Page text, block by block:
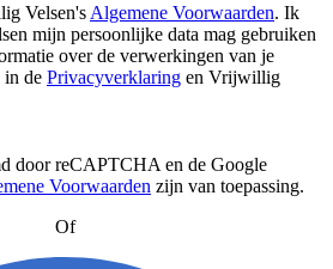
Velsen's Algemene Voorwaarden. Ik
mijn persoonlijke data mag gebruiken
over de verwerkingen van je
in de Privacyverklaring en Vrijwillig
door reCAPTCHA en de Google
Voorwaarden zijn van toepassing.
Of